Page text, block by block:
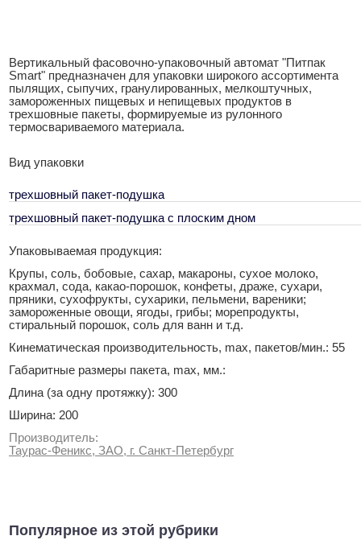
Вертикальный фасовочно-упаковочный автомат "Питпак
Smart" предназначен для упаковки широкого ассортимента
пылящих, сыпучих, гранулированных, мелкоштучных,
замороженных пищевых и непищевых продуктов в
трехшовные пакеты, формируемые из рулонного
термосвариваемого материала.
Вид упаковки
трехшовный пакет-подушка
трехшовный пакет-подушка с плоским дном
Упаковываемая продукция:
Крупы, соль, бобовые, сахар, макароны, сухое молоко,
крахмал, сода, какао-порошок, конфеты, драже, сухари,
пряники, сухофрукты, сухарики, пельмени, вареники;
замороженные овощи, ягоды, грибы; морепродукты,
стиральный порошок, соль для ванн и т.д.
Кинематическая производительность, max, пакетов/мин.: 55
Габаритные размеры пакета, max, мм.:
Длина (за одну протяжку): 300
Ширина: 200
Производитель:
Таурас-Феникс, ЗАО, г. Санкт-Петербург
Популярное из этой рубрики